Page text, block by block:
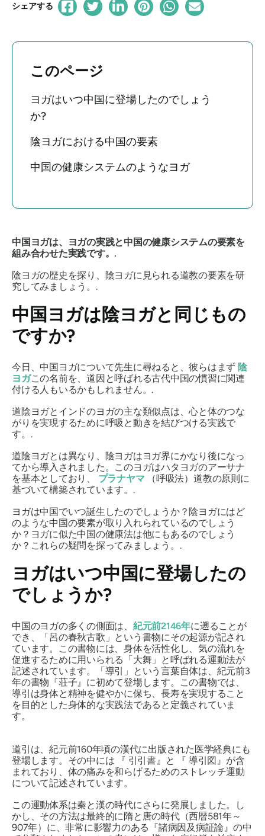
シェアする
このページ
ヨガはいつ中国に登場したのでしょう
か?
陰ヨガにおける中国の要素
中国の健康システムのようなヨガ
中国ヨガは、ヨガの実践と中国の健康システムの要素を
組み合わせた実践です。.
陰ヨガの歴史を探り、陰ヨガに見られる道教の要素を研
究してみましょう。.
中国ヨガは陰ヨガと同じもの
ですか?
今日、中国ヨガについて先生に尋ねると、彼らはまず 陰
ヨガこの名前を、道因と呼ばれる古代中国の慣習に関連
付ける人もいるかもしれません。.
道陰ヨガとインドのヨガの主な類似点は、心と体のつな
がりを実現するために呼吸と動きを結びつける実践で
す。.
道陰ヨガとは異なり、陰ヨガはヨガ界にかなり後になっ
てから導入されました。このヨガはハタヨガのアーサナ
を基本としており、 プラナヤマ
（呼吸法）道教の原則に
基づいて構築されています。.
ヨガは中国でいつ誕生したのでしょうか？陰ヨガにはど
のような中国の要素が取り入れられているのでしょう
か？ヨガに似た中国の健康法は他にもあるのでしょう
か？これらの疑問を探ってみましょう。.
ヨガはいつ中国に登場したの
でしょうか?
中国のヨガの多くの側面は、 紀元前2146年に遡ることが
でき、「呂の春秋古歌」という書物にその起源が記され
ています。この書物には、身体を活性化し、気の流れを
促進するために用いられる「大舞」と呼ばれる運動法が
記述されています。「導引」という言葉自体は、紀元前3
年の書物『荘子』に初めて登場します。この書物では、
導引は身体と精神を健やかに保ち、長寿を実現すること
を目的とした身体的な実践法であると定義されていま
す。
道引は、紀元前160年頃の漢代に出版された医学経典にも
登場します。その中には
『 引引書』と 『 導引図』が含
まれており、体の痛みを和らげるためのストレッチ運動
について記述されています。
この運動体系は秦と漢の時代にさらに発展しました。し
かし、その方法は最終的に隋と唐の時代（西暦581年～
907年）に、非常に影響力のある『諸病因及病証論』の中